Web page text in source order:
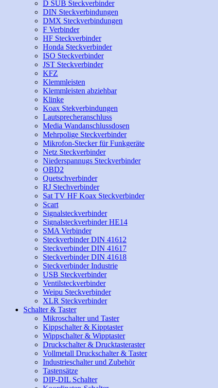
D SUB Steckverbinder
DIN Steckverbindungen
DMX Steckverbindungen
F Verbinder
HF Steckverbinder
Honda Steckverbinder
ISO Steckverbinder
JST Steckverbinder
KFZ
Klemmleisten
Klemmleisten abziehbar
Klinke
Koax Stekverbindungen
Lautsprecheranschluss
Media Wandanschlussdosen
Mehrpolige Steckverbinder
Mikrofon-Stecker für Funkgeräte
Netz Steckverbinder
Niederspannugs Steckverbinder
OBD2
Quetschverbinder
RJ Stechverbinder
Sat TV HF Koax Steckverbinder
Scart
Signalsteckverbinder
Signalsteckverbinder HE14
SMA Verbinder
Steckverbinder DIN 41612
Steckverbinder DIN 41617
Steckverbinder DIN 41618
Steckverbinder Industrie
USB Steckverbinder
Ventilsteckverbinder
Weipu Steckverbinder
XLR Steckverbinder
Schalter & Taster
Mikroschalter und Taster
Kippschalter & Kipptaster
Wippschalter & Wipptaster
Druckschalter & Drucktasteraster
Vollmetall Druckschalter & Taster
Industrieschalter und Zubehör
Tastensätze
DIP-DIL Schalter